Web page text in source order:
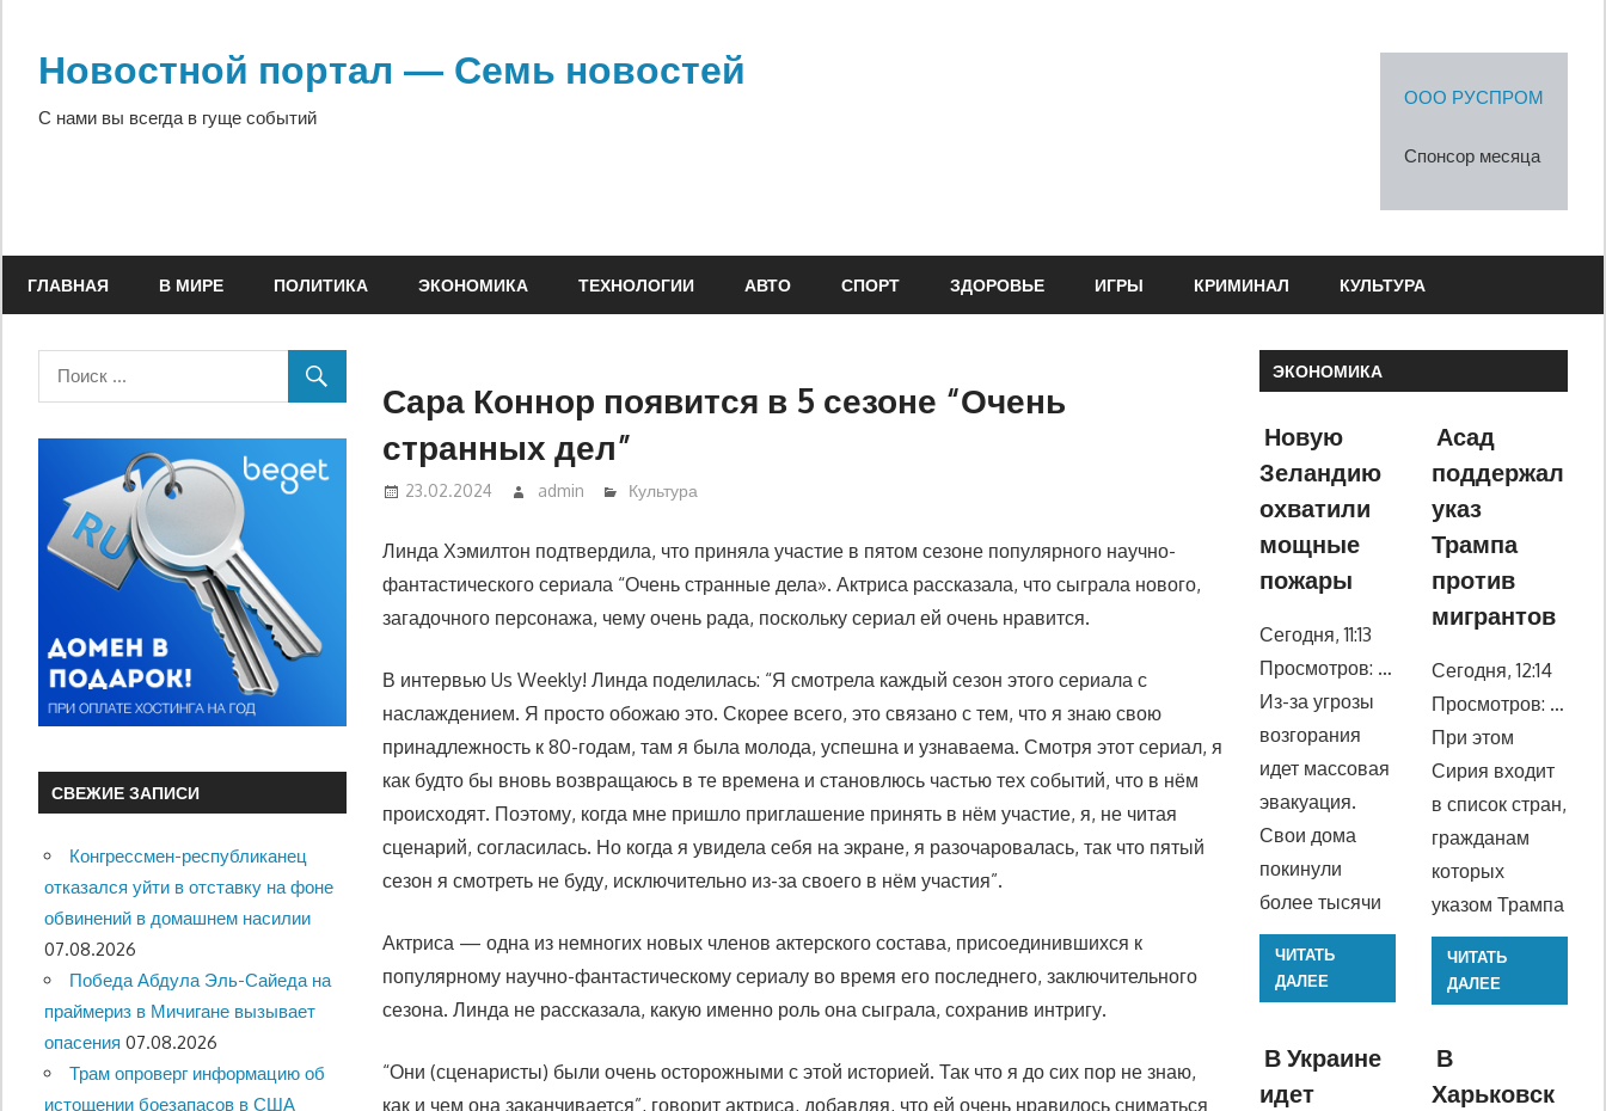
содержимому
Новостной портал — Семь новостей
С нами вы всегда в гуще событий
ООО РУСПРОМ
Спонсор месяца
ГЛАВНАЯ В МИРЕ ПОЛИТИКА ЭКОНОМИКА ТЕХНОЛОГИИ АВТО СПОРТ ЗДОРОВЬЕ ИГРЫ КРИМИНАЛ КУЛЬТУРА
Сара Коннор появится в 5 сезоне “Очень
странных дел”
23.02.2024 admin Культура
Линда Хэмилтон подтвердила, что приняла участие в пятом сезоне популярного научно-
фантастического сериала “Очень странные дела». Актриса рассказала, что сыграла нового,
загадочного персонажа, чему очень рада, поскольку сериал ей очень нравится.
В интервью Us Weekly! Линда поделилась: “Я смотрела каждый сезон этого сериала с
наслаждением. Я просто обожаю это. Скорее всего, это связано с тем, что я знаю свою
принадлежность к 80-годам, там я была молода, успешна и узнаваема. Смотря этот сериал, я
как будто бы вновь возвращаюсь в те времена и становлюсь частью тех событий, что в нём
происходят. Поэтому, когда мне пришло приглашение принять в нём участие, я, не читая
сценарий, согласилась. Но когда я увидела себя на экране, я разочаровалась, так что пятый
сезон я смотреть не буду, исключительно из-за своего в нём участия”.
Актриса — одна из немногих новых членов актерского состава, присоединившихся к
популярному научно-фантастическому сериалу во время его последнего, заключительного
сезона. Линда не рассказала, какую именно роль она сыграла, сохранив интригу.
“Они (сценаристы) были очень осторожными с этой историей. Так что я до сих пор не знаю,
как и чем она заканчивается”, говорит актриса, добавляя, что ей очень нравилось сниматься
СВЕЖИЕ ЗАПИСИ
Конгрессмен-республиканец
отказался уйти в отставку на фоне
обвинений в домашнем насилии
07.08.2026
Победа Абдула Эль-Сайеда на
праймериз в Мичигане вызывает
опасения 07.08.2026
Трам опроверг информацию об
истощении боезапасов в США
ЭКОНОМИКА
Новую
Зеландию
охватили
мощные
пожары
Сегодня, 11:13
Просмотров: …
Из-за угрозы
возгорания
идет массовая
эвакуация.
Свои дома
покинули
более тысячи
ЧИТАТЬ
ДАЛЕЕ
Асад
поддержал
указ
Трампа
против
мигрантов
Сегодня, 12:14
Просмотров: …
При этом
Сирия входит
в список стран,
гражданам
которых
указом Трампа
ЧИТАТЬ
ДАЛЕЕ
В Украине
идет
В
Харьковск